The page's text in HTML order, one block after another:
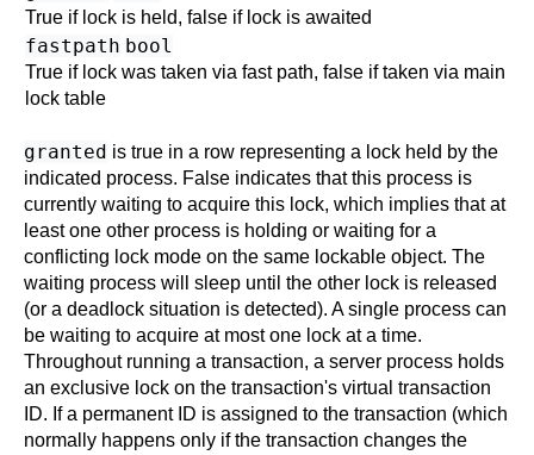
True if lock is held, false if lock is awaited
fastpath bool
True if lock was taken via fast path, false if taken via main
lock table
granted is true in a row representing a lock held by the
indicated process. False indicates that this process is
currently waiting to acquire this lock, which implies that at
least one other process is holding or waiting for a
conflicting lock mode on the same lockable object. The
waiting process will sleep until the other lock is released
(or a deadlock situation is detected). A single process can
be waiting to acquire at most one lock at a time.
Throughout running a transaction, a server process holds
an exclusive lock on the transaction's virtual transaction
ID. If a permanent ID is assigned to the transaction (which
normally happens only if the transaction changes the